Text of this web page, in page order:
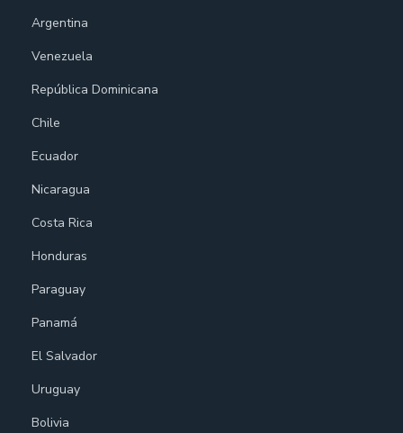
Argentina
Venezuela
República Dominicana
Chile
Ecuador
Nicaragua
Costa Rica
Honduras
Paraguay
Panamá
El Salvador
Uruguay
Bolivia